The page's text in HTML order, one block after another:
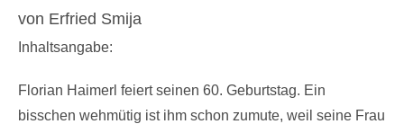
von Erfried Smija
Inhaltsangabe:
Florian Haimerl feiert seinen 60. Geburtstag. Ein
bisschen wehmütig ist ihm schon zumute, weil seine Frau